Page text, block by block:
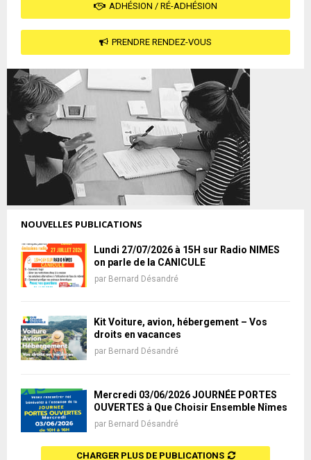
ADHÉSION / RÉ-ADHÉSION
PRENDRE RENDEZ-VOUS
NOUVELLES PUBLICATIONS
Lundi 27/07/2026 à 15H sur Radio NIMES
on parle de la CANICULE
par Bernard Désandré
Kit Voiture, avion, hébergement – Vos
droits en vacances
par Bernard Désandré
Mercredi 03/06/2026 JOURNÉE PORTES
OUVERTES à Que Choisir Ensemble Nîmes
par Bernard Désandré
CHARGER PLUS DE PUBLICATIONS